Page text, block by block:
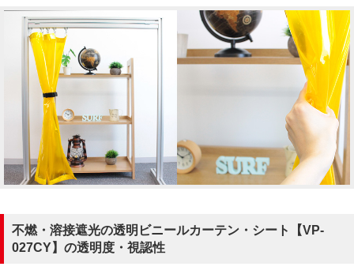
不燃・溶接遮光の透明ビニールカーテン・シート【VP-
027CY】の透明度・視認性